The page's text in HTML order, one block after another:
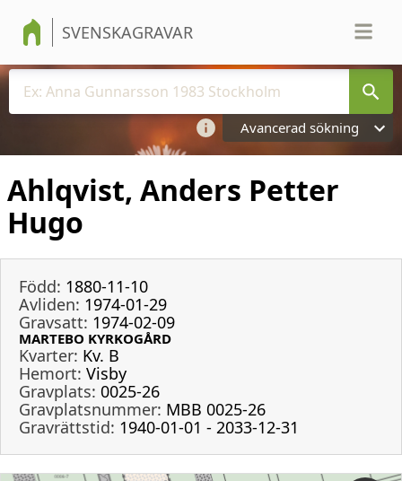
SVENSKAGRAVAR
Avancerad sökning
Ahlqvist, Anders Petter
Hugo
Född: 1880-11-10
Avliden: 1974-01-29
Gravsatt: 1974-02-09
MARTEBO KYRKOGÅRD
Kvarter: Kv. B
Hemort: Visby
Gravplats: 0025-26
Gravplatsnummer: MBB 0025-26
Gravrättstid: 1940-01-01 - 2033-12-31